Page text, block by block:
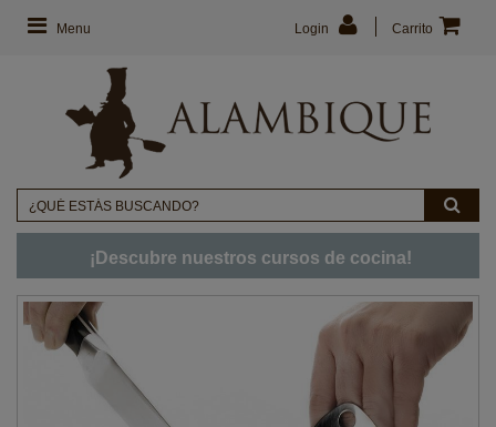
Menu Carrito
Login
¡Descubre nuestros cursos de cocina!